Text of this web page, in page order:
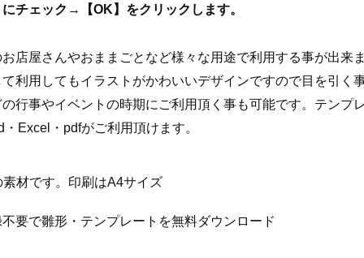
チェック→【OK】をクリックします。
店屋さんやおままごとなど様々な用途で利用する事が出来
利用してもイラストがかわいいデザインですので目を引く
行事やイベントの時期にご利用頂く事も可能です。テンプ
Excel・pdfがご利用頂けます。
材です。印刷はA4サイズ
要で雛形・テンプレートを無料ダウンロード